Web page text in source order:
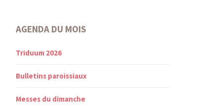
AGENDA DU MOIS
Triduum 2026
Bulletins paroissiaux
Messes du dimanche